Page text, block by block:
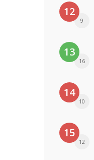
12
9
13
16
14
10
15
12